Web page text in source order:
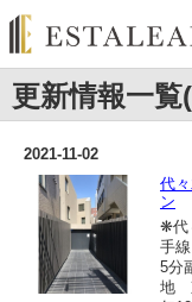
更新情報一
2021-11-02
代
ン
❋代
手
5分
地